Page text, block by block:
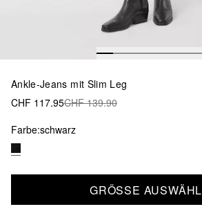
Ankle-Jeans mit Slim Leg
CHF 117.95CHF 139.90
Farbe:schwarz
GRÖSSE